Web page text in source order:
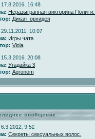
17.8.2016, 16:48
Неразыгранная викторина Полити...
Дикая_орхидея
29.11.2011, 10:07
Игры чата
Viola
15.3.2016, 20:08
Угадайка 3
Agronom
сообщение
6.3.2012, 9:52
Секреты сексуальных волос.